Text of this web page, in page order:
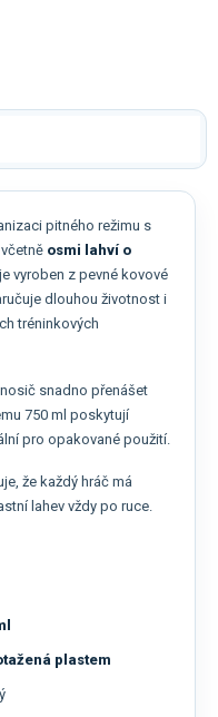
pitného režimu s
včetně osmi lahví o
vyroben z pevné kovové
dlouhou životnost i
tréninkových
snadno přenášet
750 ml poskytují
pro opakované použití.
že každý hráč má
lahev vždy po ruce.
plastem